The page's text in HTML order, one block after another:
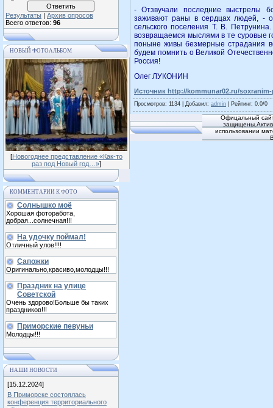
Результаты | Архив опросов
Всего ответов: 96
НОВЫЙ ФОТОАЛЬБОМ
[Новогоднее представление «Как-то
раз под Новый год…»]
КОММЕНТАРИИ К ФОТО
Солнышко моё
Хорошая фоторабота,
добрая...солнечная!!!
На удочку поймал!
Отличный улов!!!!
Сапожки
Оригинально,красиво,молодцы!!!
Праздник на улице
Советской
Очень здорово!Больше бы таких
праздников!!!
Приморские певуньи
Молодцы!!!
НАШИ НОВОСТИ
[15.12.2024]
В Приморске состоялась
конференция территориального
- Отзвучали последние выстрелы
заживают раны в сердцах людей, -
сельского поселения Т. В.
возвращаемся мыслями в те суровые
поныне живы безмерные страдания
будем помнить о Великой
Россия!
Олег ЛУКОНИН
Источник http://kommunar02.ru/
Просмотров: 1134 | Добавил: admin Рейтинг: 0.0/0
Офицальный
использовании